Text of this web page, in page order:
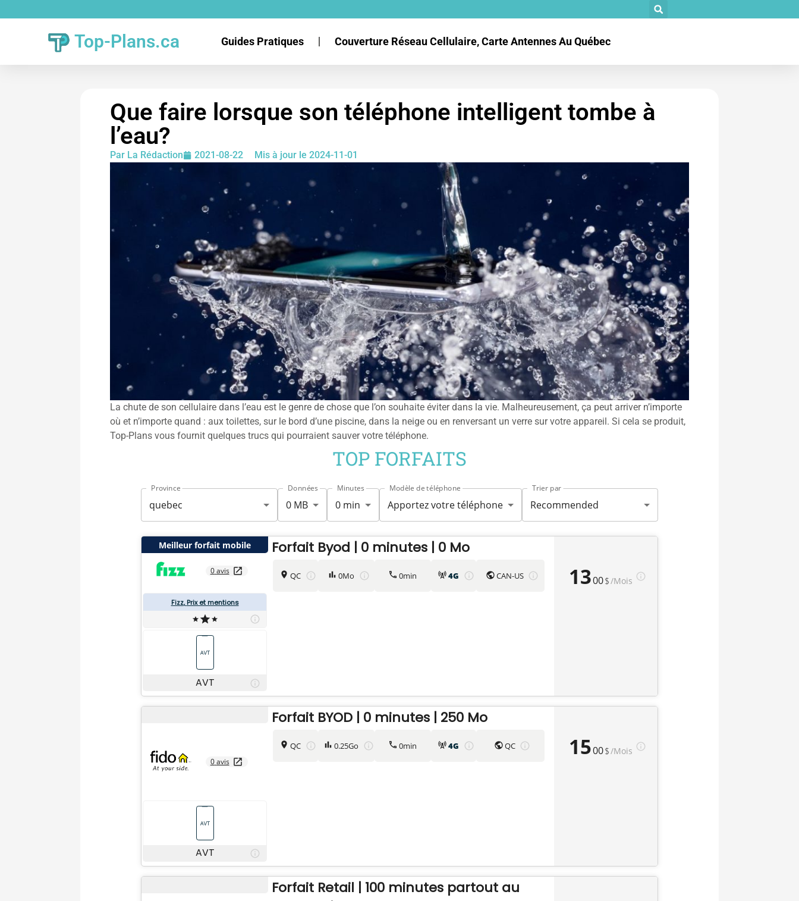
Top-Plans.ca Guides Pratiques Couverture Réseau Cellulaire, Carte Antennes Au Québec
Que faire lorsque son téléphone intelligent tombe à
l’eau?
Par La Rédaction 2021-08-22 Mis à jour le 2024-11-01
La chute de son cellulaire dans l’eau est le genre de chose que l’on souhaite éviter dans la vie. Malheureusement, ça peut arriver n’importe
où et n’importe quand : aux toilettes, sur le bord d’une piscine, dans la neige ou en renversant un verre sur votre appareil. Si cela se produit,
Top-Plans vous fournit quelques trucs qui pourraient sauver votre téléphone.
TOP FORFAITS